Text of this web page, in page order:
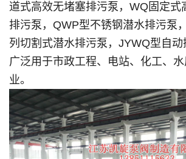
道式高效无堵塞排污泵，WQ固定式
排污泵，QWP型不锈钢潜水排污泵
列切割式潜水排污泵，JYWQ型自
广泛用于市政工程、电站、化工、
业。